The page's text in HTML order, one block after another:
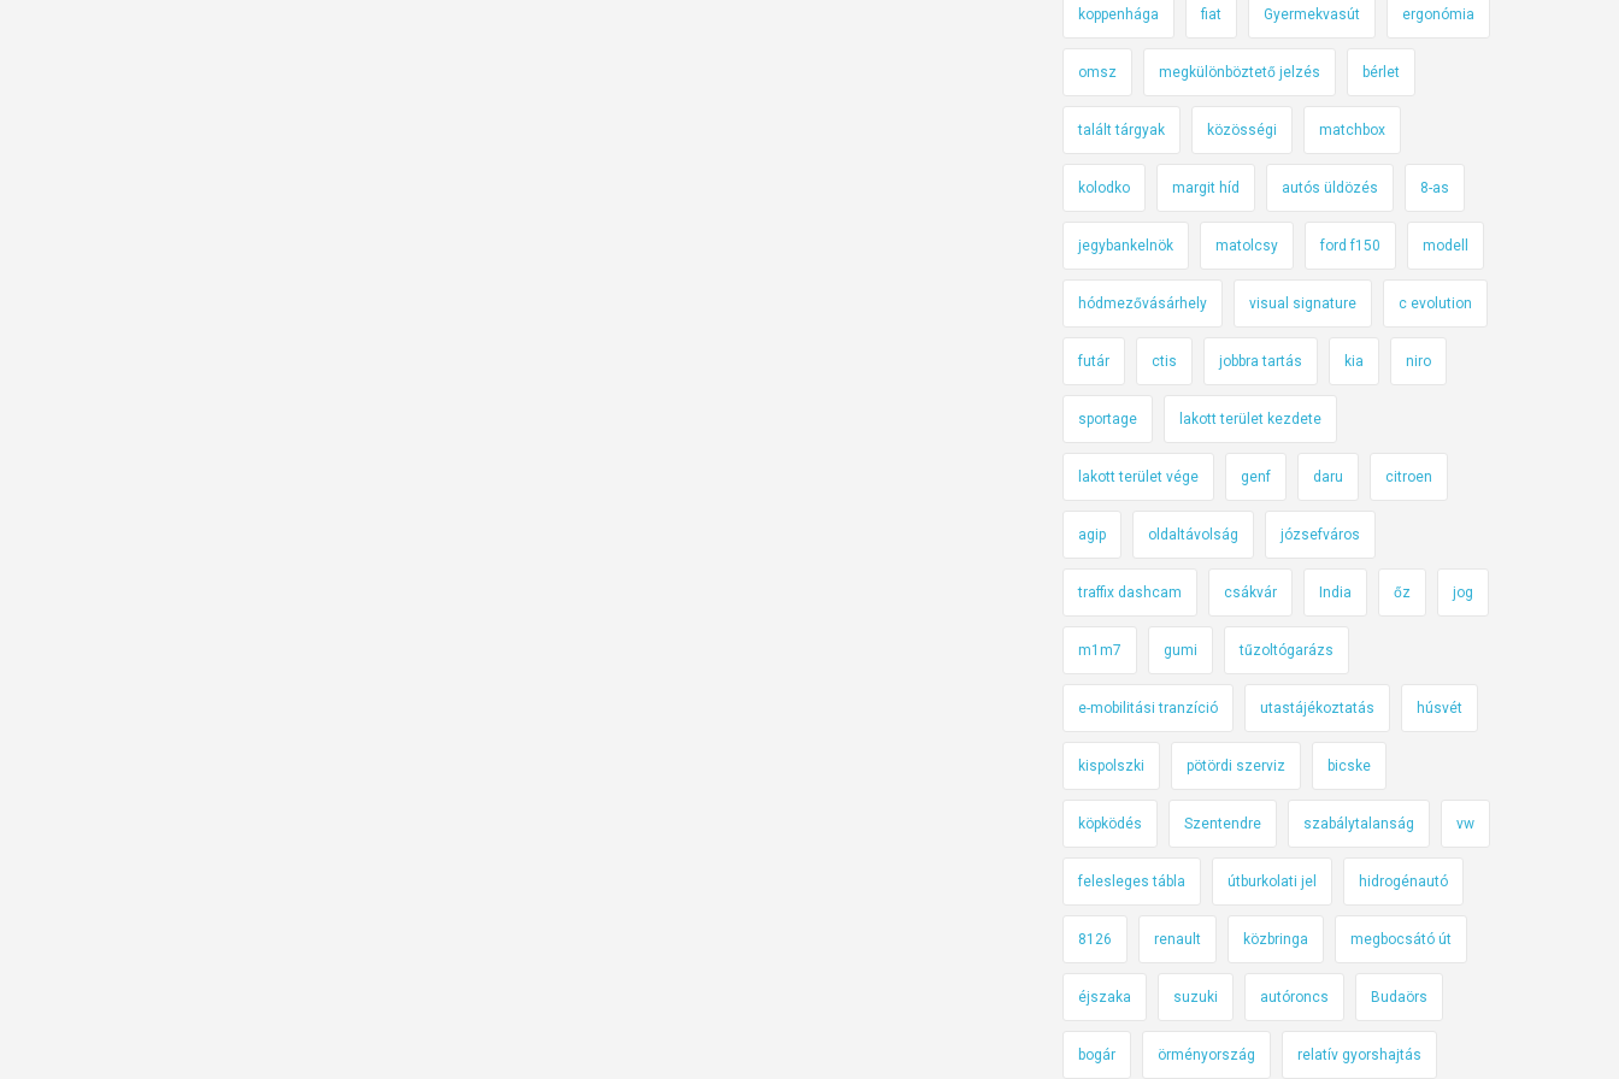
koppenhága fiat Gyermekvasút ergonómia
omsz megkülönböztető jelzés bérlet
talált tárgyak közösségi matchbox
kolodko margit híd autós üldözés 8-as
jegybankelnök matolcsy ford f150 modell
hódmezővásárhely visual signature c evolution
futár ctis jobbra tartás kia niro
sportage lakott terület kezdete
lakott terület vége genf daru citroen
agip oldaltávolság józsefváros
traffix dashcam csákvár India őz jog
m1m7 gumi tűzoltógarázs
e-mobilitási tranzíció utastájékoztatás húsvét
kispolszki pötördi szerviz bicske
köpködés Szentendre szabálytalanság vw
felesleges tábla útburkolati jel hidrogénautó
8126 renault közbringa megbocsátó út
éjszaka suzuki autóroncs Budaörs
bogár örményország relatív gyorshajtás